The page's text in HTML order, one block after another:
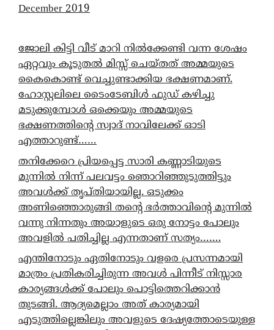
December 2019
ജോലി കിട്ടി വീട് മാറി നിൽക്കേണ്ടി വന്ന ശേഷം
ഏറ്റവും കൂടുതൽ മിസ്സ് ചെയ്തത് അമ്മയുടെ
കൈകൊണ്ട് വെച്ചുണ്ടാക്കിയ ഭക്ഷണമാണ്.
ഹോസ്റ്റലിലെ ടൈംടേബിൾ ഫുഡ് കഴിച്ചു
മടുക്കുമ്പോൾ ഒക്കെയും അമ്മയുടെ
ഭക്ഷണത്തിന്റെ സ്വാദ് നാവിലേക്ക് ഓടി
എത്താറുണ്ട്……
തനിക്കേറെ പ്രിയപ്പെട്ട സാരി കണ്ണാടിയുടെ
മുന്നിൽ നിന്ന് പലവട്ടം ഞൊറിഞ്ഞുടുത്തിട്ടും
അവൾക്ക് തൃപ്തിയായില്ല. ഒടുക്കം
അണിഞ്ഞൊരുങ്ങി തന്റെ ഭർത്താവിന്റെ മുന്നിൽ
വന്നു നിന്നതും അയാളുടെ ഒരു നോട്ടം പോലും
അവളിൽ പതിച്ചില്ല എന്നതാണ് സത്യം…….
എന്തിനോടും ഏതിനോടും വളരെ പ്രസന്നമായി
മാത്രം പ്രതികരിച്ചിരുന്ന അവൾ പിന്നീട് നിസ്സാര
കാര്യങ്ങൾക്ക് പോലും പൊട്ടിത്തെറിക്കാൻ
തുടങ്ങി. ആദ്യമെല്ലാം അത് കാര്യമായി
എടുത്തില്ലെങ്കിലും അവളുടെ ദേഷ്യത്തോടെയുള്ള